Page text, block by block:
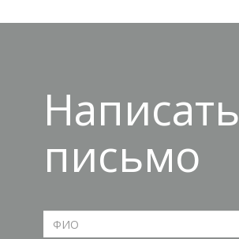
Написать
письмо